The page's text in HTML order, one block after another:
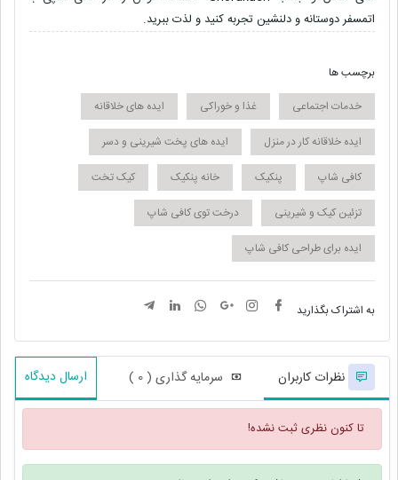
اتمسفر دوستانه و دلنشین تجربه کنید و لذت ببرید.
برچسب ها
خدمات اجتماعی
غذا و خوراکی
ایده های خلاقانه
ایده خلاقانه کار در منزل
ایده های پخت شیرینی و دسر
کافی شاپ
پنکیک خانه پنکیک
کیک تخت
تزئین کیک و شیرینی
درخت توی کافی شاپ
ایده برای طراحی کافی شاپ
به اشتراک بگذارید
نظرات کاربران سرمایه گذاری ( 0 ) ارسال دیدگاه
تا کنون نظری ثبت نشده!